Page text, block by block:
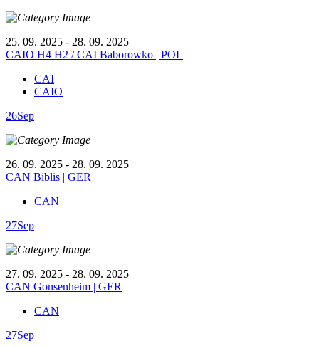
25. 09. 2025 - 28. 09. 2025
CAIO H4 H2 / CAI Baborowko | POL
CAI
CAIO
26Sep
26. 09. 2025 - 28. 09. 2025
CAN Biblis | GER
CAN
27Sep
27. 09. 2025 - 28. 09. 2025
CAN Gonsenheim | GER
CAN
27Sep